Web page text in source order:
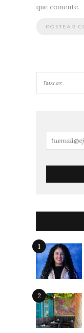
que comente.
1
2